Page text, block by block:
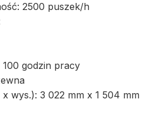
2500 puszek/h
godzin pracy
x wys.): 3 022 mm x 1 504 mm